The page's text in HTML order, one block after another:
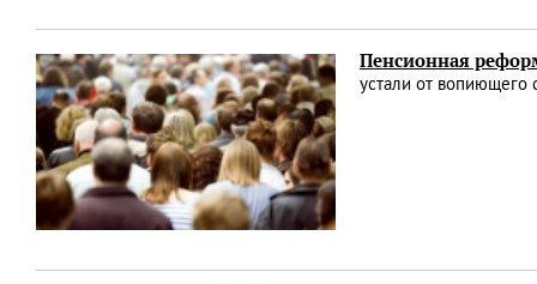
Пенсионная
устали от вопиющего